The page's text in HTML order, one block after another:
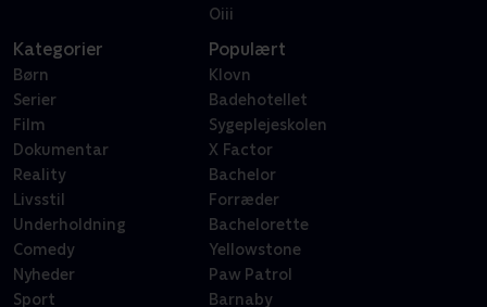
Oiii
Kategorier
Børn
Serier
Film
Dokumentar
Reality
Livsstil
Underholdning
Comedy
Nyheder
Sport
Populært
Klovn
Badehotellet
Sygeplejeskolen
X Factor
Bachelor
Forræder
Bachelorette
Yellowstone
Paw Patrol
Barnaby